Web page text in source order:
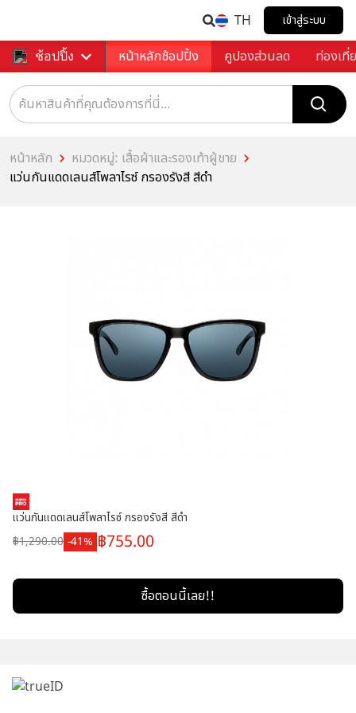
TH เข้าสู่ระบบ
ช้อปปิ้ง หน้าหลักช้อปปิ้ง คูปองส่วนลด ท่องเที่
หน้าหลัก
หมวดหมู่: เสื้อผ้าและรองเท้าผู้ชาย
แว่นกันแดดเลนส์โพลาไรซ์ กรองรังสี สีดำ
แว่นกันแดดเลนส์โพลาไรซ์ กรองรังสี สีดำ
1,290.00 41 755.00
ซื้อตอนนี้เลย!!